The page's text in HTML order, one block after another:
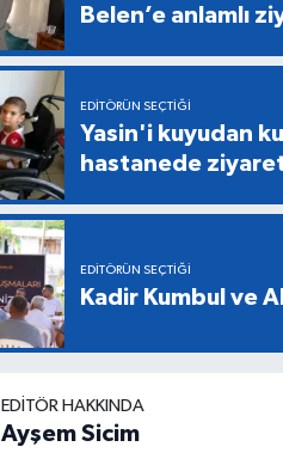
Belen’e anlamlı
EDITÖRÜN SEÇTIĞI
Yasin'i kuyudan
hastanede
EDITÖRÜN SEÇTIĞI
Kadir Kumbul ve
EDITÖR HAKKINDA
Ayşem Sicim